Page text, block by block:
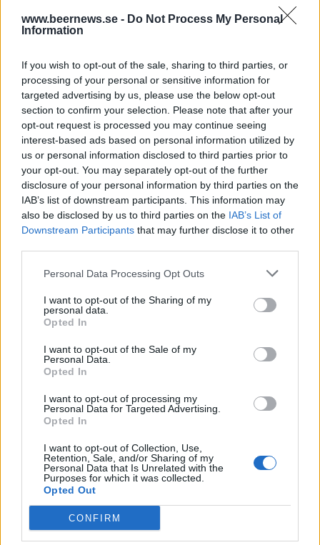
www.beernews.se - Do Not Process My Personal
Information
If you wish to opt-out of the sale, sharing to third parties, or
processing of your personal or sensitive information for
targeted advertising by us, please use the below opt-out
section to confirm your selection. Please note that after your
opt-out request is processed you may continue seeing
interest-based ads based on personal information utilized by
us or personal information disclosed to third parties prior to
your opt-out. You may separately opt-out of the further
disclosure of your personal information by third parties on the
IAB’s list of downstream participants. This information may
also be disclosed by us to third parties on the IAB’s List of
Downstream Participants that may further disclose it to other
Personal Data Processing Opt Outs
I want to opt-out of the Sharing of my
personal data.
Opted In
I want to opt-out of the Sale of my
Personal Data.
Opted In
I want to opt-out of processing my
Personal Data for Targeted Advertising.
Opted In
I want to opt-out of Collection, Use,
Retention, Sale, and/or Sharing of my
Personal Data that Is Unrelated with the
Purposes for which it was collected.
Opted Out
CONFIRM
NYHET
Beerbliotek fyller sju med stor
ölfest
Av Ronny Karlsson
Publicerat 2020-03-12
NYHET